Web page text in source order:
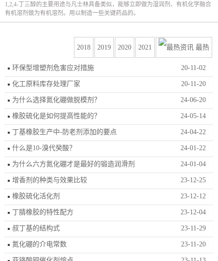
1,2,4-丁三醇的主要用途与凡士林具备类似，能够立即做为湿润剂、有机化学融合
有机溶剂做为有机溶剂。用以制造一些关键药品的。
2018 2019 2020 2021 最热
环保型增塑剂危害应对措施 20-11-02
化工原料库存处理厂家 20-11-20
为什么选择氮化硼做脱模剂？ 24-06-20
橡胶硫化是如何提高性能的？ 24-05-14
丁基橡胶生产中-防老剂添加的要点 24-04-22
什么是10-溴代癸酸？ 24-01-22
为什么六方氮化硼才是最好的锻造润滑剂 24-01-04
增香剂的种类与效果比较 23-12-25
橡胶硫化活化剂 23-12-12
丁腈橡胶的特性配方 23-12-04
叔丁基的结构式 23-11-29
氮化硼的介电常数 23-11-20